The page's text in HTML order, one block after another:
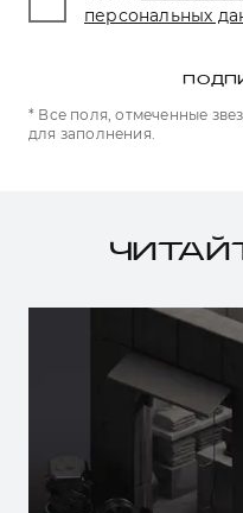
персональных
* Все поля, отмеченные
для заполнения.